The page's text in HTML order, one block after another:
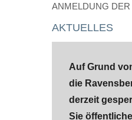
ANMELDUNG
AKTUELLES
Auf Grund
die
derzeit
Sie